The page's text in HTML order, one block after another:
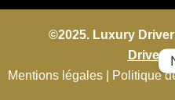
©2025. Luxury
Mentions légales |
Politique